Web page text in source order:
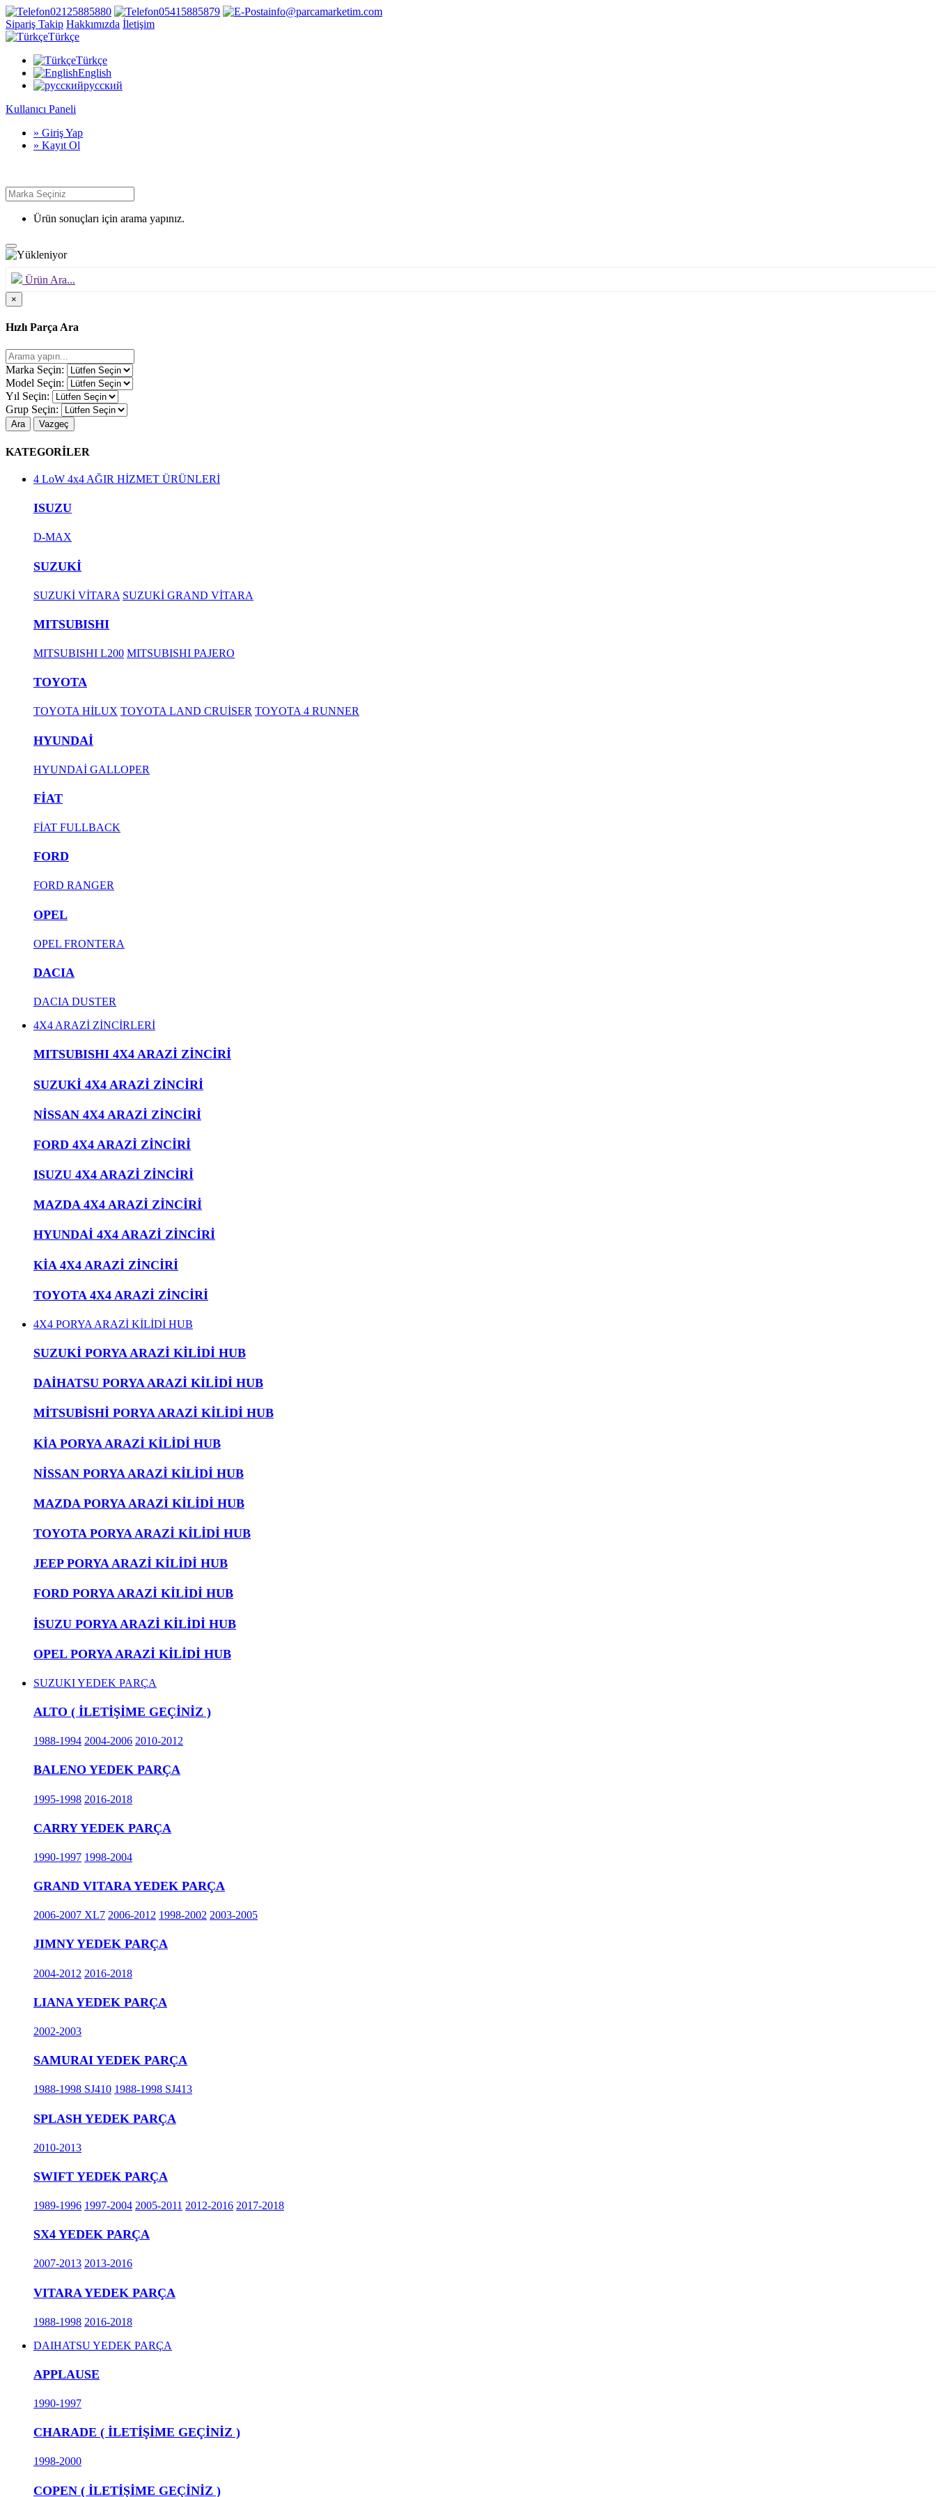
02125885880 05415885879
info@parcamarketim.com
Sipariş Takip Hakkımızda İletişim
Türkçe
Türkçe
English
русский
Kullanıcı Paneli
» Giriş Yap
» Kayıt Ol
Ürün sonuçları için arama yapınız.
Ürün Ara...
×
Hızlı Parça Ara
Marka Seçin:
Model Seçin:
Yıl Seçin:
Grup Seçin:
Ara Vazgeç
KATEGORİLER
4 LoW 4x4 AĞIR HİZMET ÜRÜNLERİ
ISUZU
D-MAX
SUZUKİ
SUZUKİ VİTARA SUZUKİ GRAND VİTARA
MITSUBISHI
MITSUBISHI L200 MITSUBISHI PAJERO
TOYOTA
TOYOTA HİLUX TOYOTA LAND CRUİSER TOYOTA 4 RUNNER
HYUNDAİ
HYUNDAİ GALLOPER
FİAT
FİAT FULLBACK
FORD
FORD RANGER
OPEL
OPEL FRONTERA
DACIA
DACIA DUSTER
4X4 ARAZİ ZİNCİRLERİ
MITSUBISHI 4X4 ARAZİ ZİNCİRİ
SUZUKİ 4X4 ARAZİ ZİNCİRİ
NİSSAN 4X4 ARAZİ ZİNCİRİ
FORD 4X4 ARAZİ ZİNCİRİ
ISUZU 4X4 ARAZİ ZİNCİRİ
MAZDA 4X4 ARAZİ ZİNCİRİ
HYUNDAİ 4X4 ARAZİ ZİNCİRİ
KİA 4X4 ARAZİ ZİNCİRİ
TOYOTA 4X4 ARAZİ ZİNCİRİ
4X4 PORYA ARAZİ KİLİDİ HUB
SUZUKİ PORYA ARAZİ KİLİDİ HUB
DAİHATSU PORYA ARAZİ KİLİDİ HUB
MİTSUBİSHİ PORYA ARAZİ KİLİDİ HUB
KİA PORYA ARAZİ KİLİDİ HUB
NİSSAN PORYA ARAZİ KİLİDİ HUB
MAZDA PORYA ARAZİ KİLİDİ HUB
TOYOTA PORYA ARAZİ KİLİDİ HUB
JEEP PORYA ARAZİ KİLİDİ HUB
FORD PORYA ARAZİ KİLİDİ HUB
İSUZU PORYA ARAZİ KİLİDİ HUB
OPEL PORYA ARAZİ KİLİDİ HUB
SUZUKI YEDEK PARÇA
ALTO ( İLETİŞİME GEÇİNİZ )
1988-1994 2004-2006 2010-2012
BALENO YEDEK PARÇA
1995-1998 2016-2018
CARRY YEDEK PARÇA
1990-1997 1998-2004
GRAND VITARA YEDEK PARÇA
2006-2007 XL7 2006-2012 1998-2002 2003-2005
JIMNY YEDEK PARÇA
2004-2012 2016-2018
LIANA YEDEK PARÇA
2002-2003
SAMURAI YEDEK PARÇA
1988-1998 SJ410 1988-1998 SJ413
SPLASH YEDEK PARÇA
2010-2013
SWIFT YEDEK PARÇA
1989-1996 1997-2004 2005-2011 2012-2016 2017-2018
SX4 YEDEK PARÇA
2007-2013 2013-2016
VITARA YEDEK PARÇA
1988-1998 2016-2018
DAIHATSU YEDEK PARÇA
APPLAUSE
1990-1997
CHARADE ( İLETİŞİME GEÇİNİZ )
1998-2000
COPEN ( İLETİŞİME GEÇİNİZ )